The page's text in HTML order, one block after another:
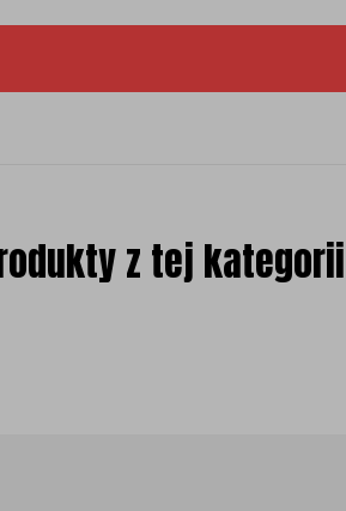
z tej kategorii